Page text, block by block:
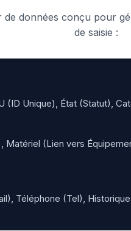
données conçu pour
de saisie :
(ID Unique), État (Statut),
Matériel (Lien vers
Téléphone (Tel),